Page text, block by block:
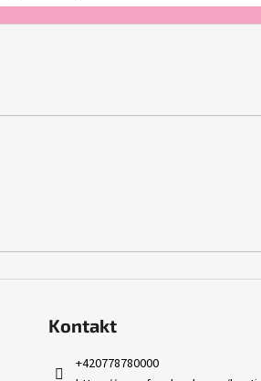
Kontakt
+420778780000